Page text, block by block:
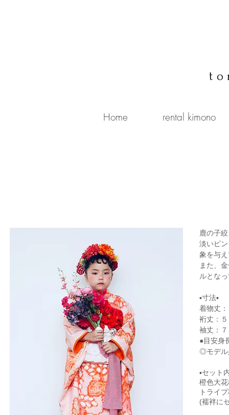
Home rental kimono
鹿の子
淡いピ
象を与
また、
ルとな
▪寸法▪
着物丈
裄丈：
袖丈：
●目安身
​◎モデル
▪セット
橙色大
トライ
(襦袢に